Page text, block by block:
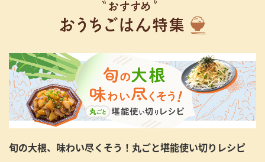
旬の大根、味わい尽くそう！丸ごと堪能使い切りレシピ